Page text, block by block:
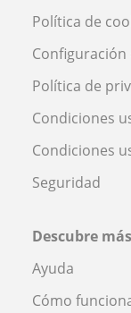
Política de
Configuración
Política de
Condiciones
Condiciones
Seguridad
Descubre más
Ayuda
Cómo